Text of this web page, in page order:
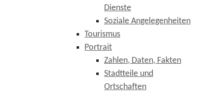
Dienste
Soziale Angelegenheiten
Tourismus
Portrait
Zahlen, Daten, Fakten
Stadtteile und
Ortschaften